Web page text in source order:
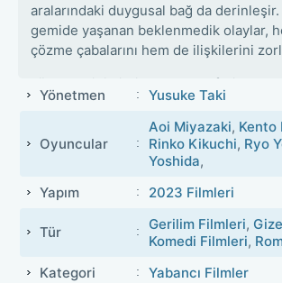
aralarındaki duygusal bağ da derinleşir.
gemide yaşanan beklenmedik olaylar,
çözme çabalarını hem de ilişkilerini
Lüks geminin ihtişamlı atmosferi ve
büyüleyici manzaraları eşliğinde,
romantik anlar hem de gerilim dolu bir
Film, aşkın ve gizemin iç içe geçtiği
Fullfilmizlesen Yorumu:
Tehlikeli Sularda Aşk, romantizm ve
için keyifli bir seyir deneyimi sunuyor.
romantik hem de gerilim dolu
Yönetmen Yusuke Taki
Oyuncular
Aoi Miyazaki, Kento
Rinko Kikuchi, Ryo
Yoshida,
Yapım
2023 Filmleri
Tür Gerilim Filmleri,
Komedi Filmleri,
Kategori
Yabancı Filmler